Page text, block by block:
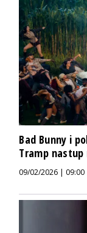
Bad Bunny i
Tramp
09/02/2026 | 09:00